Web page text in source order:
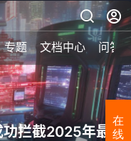
专题 文档中心 问答
拦截2025年最
在
线